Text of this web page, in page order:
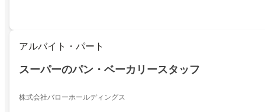
アルバイト・パート
スーパーのパン・ベーカリースタッフ
株式会社バローホールディングス